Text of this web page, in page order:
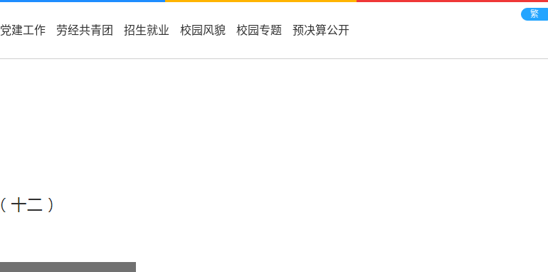
繁
党建工作 劳经共青团 招生就业 校园风貌 校园专题 预决算公开